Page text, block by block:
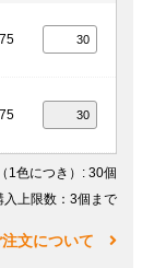
（1色につき） : 30個
上限数：3個まで
注文について